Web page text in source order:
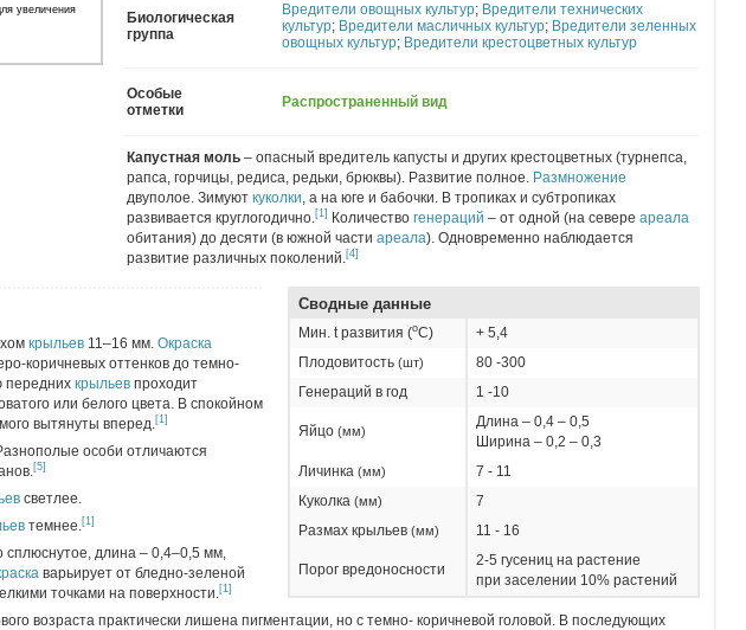
Биологическая
группа
Вредители овощных культур; Вредители технических
культур; Вредители масличных культур; Вредители зеленных
овощных культур; Вредители крестоцветных культур
Особые
отметки
Распространенный вид
Капустная моль – опасный вредитель капусты и других крестоцветных (турнепса,
рапса, горчицы, редиса, редьки, брюквы). Развитие полное. Размножение
двуполое. Зимуют куколки, а на юге и бабочки. В тропиках и субтропиках
развивается круглогодично.[1] Количество генераций – от одной (на севере ареала
обитания) до десяти (в южной части ареала). Одновременно наблюдается
развитие различных поколений.[4]
увеличения
Сводные данные
Мин. t развития (оC)
+ 5,4
Плодовитость (шт)
80 -300
Генераций в год
1 -10
Яйцо (мм)
Длина – 0,4 – 0,5
Ширина – 0,2 – 0,3
Личинка (мм)
7 - 11
Куколка (мм)
7
Размах крыльев (мм) 11 - 16
Порог вредоносности
2-5 гусениц на растение
при заселении 10% растений
крыльев 11–16 мм. Окраска
коричневых оттенков до темно-
передних крыльев проходит
или белого цвета. В спокойном
вытянуты вперед.[1]
особи отличаются
[5]
светлее.
темнее.[1]
сплюснутое, длина – 0,4–0,5 мм,
варьирует от бледно-зеленой
точками на поверхности.[1]
возраста практически лишена пигментации, но с темно- коричневой головой. В последующих